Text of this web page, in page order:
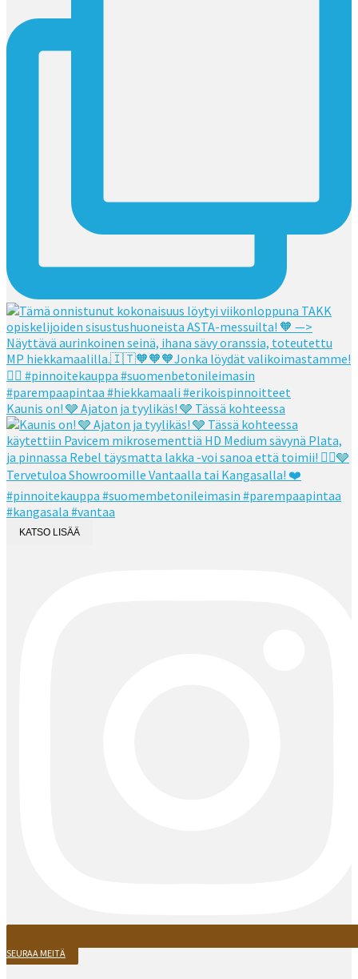
Kaunis on! 🩶 Ajaton ja tyylikäs! 🩶 Tässä kohteessa
KATSO LISÄÄ
SEURAA MEITÄ